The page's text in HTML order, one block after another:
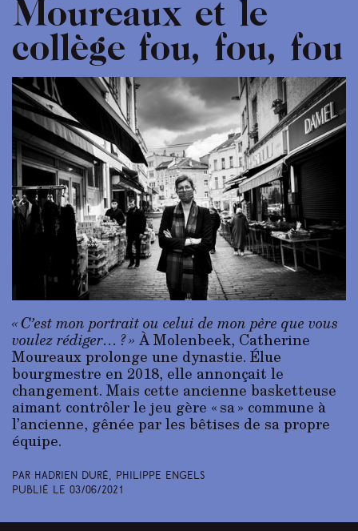
Moureaux et le
collège fou, fou, fou
« C’est mon portrait ou celui de mon père que vous
voulez rédiger… ? » À Molenbeek, Catherine
Moureaux prolonge une dynastie. Élue
bourgmestre en 2018, elle annonçait le
changement. Mais cette ancienne basketteuse
aimant contrôler le jeu gère « sa » commune à
l’ancienne, gênée par les bêtises de sa propre
équipe.
Par Hadrien Duré, Philippe Engels
Publié le 03/06/2021